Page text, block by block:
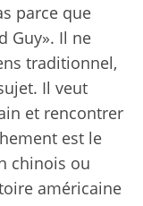
parce que
Guy». Il ne
traditionnel,
Il veut
et rencontrer
est le
chinois ou
américaine